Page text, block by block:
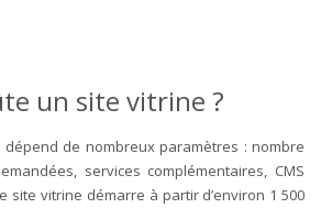
un site vitrine ?
dépend de nombreux paramètres : nombre
services complémentaires, CMS
site vitrine démarre à partir d’environ 1 500